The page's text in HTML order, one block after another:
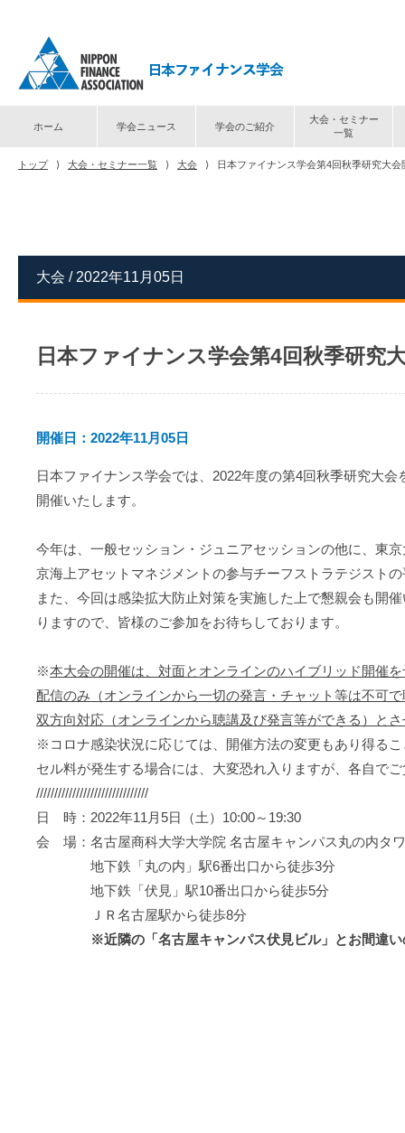
ホーム 学会ニュース 学会のご紹介
大会・セミナー
一覧
トップ ⟩ 大会・セミナー一覧 ⟩ 大会 ⟩ 日本ファイナンス学会第4回秋季研究大会
大会 / 2022年11月05日
日本ファイナンス学会第4回秋季研究
開催日：2022年11月05日
日本ファイナンス学会では、2022年度の第4回秋季研究大
開催いたします。
今年は、一般セッション・ジュニアセッションの他に、東
京海上アセットマネジメントの参与チーフストラテジスト
また、今回は感染拡大防止対策を実施した上で懇親会も開
りますので、皆様のご参加をお待ちしております。
※本大会の開催は、対面とオンラインのハイブリッド開催
配信のみ（オンラインから一切の発言・チャット等は不可
双方向対応（オンラインから聴講及び発言等ができる）と
※コロナ感染状況に応じては、開催方法の変更もあり得る
セル料が発生する場合には、大変恐れ入りますが、各自で
///////////////////////////////
日 時：2022年11月5日（土）10:00～19:30
会 場：名古屋商科大学大学院 名古屋キャンパス丸の内タ
地下鉄「丸の内」駅6番出口から徒歩3分
地下鉄「伏見」駅10番出口から徒歩5分
ＪＲ名古屋駅から徒歩8分
※近隣の「名古屋キャンパス伏見ビル」とお間違